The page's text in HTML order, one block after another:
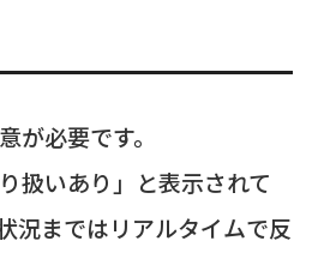
が必要です。
扱いあり」と表示されて
況まではリアルタイムで反